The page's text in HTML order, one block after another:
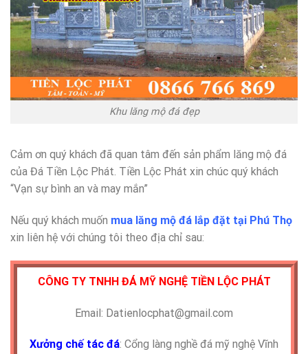
Khu lăng mộ đá đẹp
Cảm ơn quý khách đã quan tâm đến sản phẩm lăng mộ đá
của Đá Tiền Lộc Phát. Tiền Lộc Phát xin chúc quý khách
“Vạn sự bình an và may mắn”
Nếu quý khách muốn mua lăng mộ đá lắp đặt tại Phú Thọ
xin liên hệ với chúng tôi theo địa chỉ sau:
CÔNG TY TNHH ĐÁ MỸ NGHỆ TIỀN LỘC PHÁT
Email: Datienlocphat@gmail.com
Xưởng chế tác đá: Cổng làng nghề đá mỹ nghệ Vĩnh